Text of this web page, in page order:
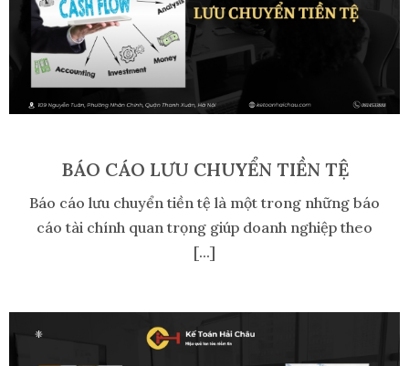
BÁO CÁO LƯU CHUYỂN TIỀN TỆ
Báo cáo lưu chuyển tiền tệ là một trong những báo
cáo tài chính quan trọng giúp doanh nghiệp theo
[...]